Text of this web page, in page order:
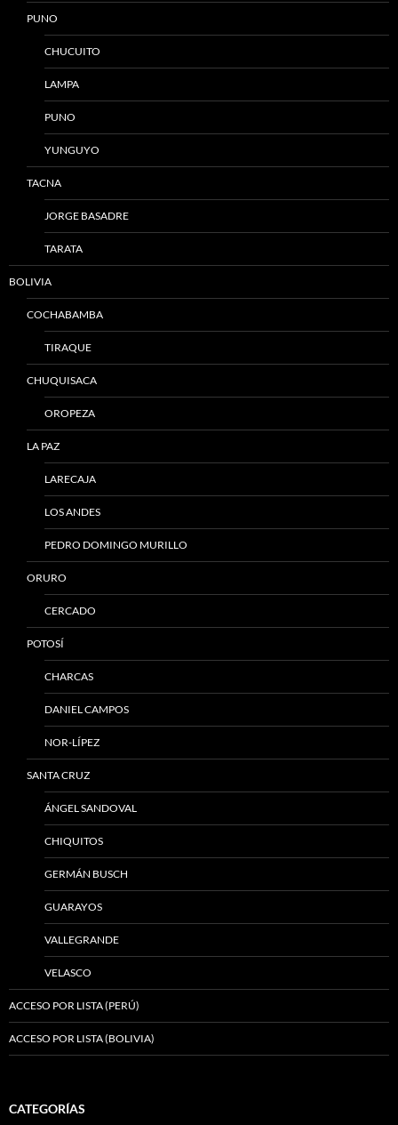
PUNO
CHUCUITO
LAMPA
PUNO
YUNGUYO
TACNA
JORGE BASADRE
TARATA
BOLIVIA
COCHABAMBA
TIRAQUE
CHUQUISACA
OROPEZA
LA PAZ
LARECAJA
LOS ANDES
PEDRO DOMINGO MURILLO
ORURO
CERCADO
POTOSÍ
CHARCAS
DANIEL CAMPOS
NOR-LÍPEZ
SANTA CRUZ
ÁNGEL SANDOVAL
CHIQUITOS
GERMÁN BUSCH
GUARAYOS
VALLEGRANDE
VELASCO
ACCESO POR LISTA (PERÚ)
ACCESO POR LISTA (BOLIVIA)
CATEGORÍAS